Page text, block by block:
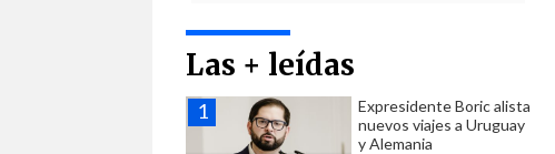
Las + leídas
Expresidente Boric alista
nuevos viajes a Uruguay
y Alemania